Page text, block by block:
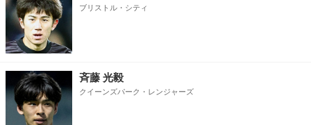
ブリストル・シティ
斉藤 光毅
クイーンズパーク・レンジャーズ